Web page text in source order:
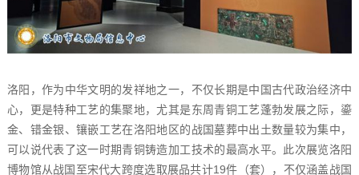
洛阳，作为中华文明的发祥地之一，不仅长期是中国古代政治经济中
心，更是特种工艺的集聚地，尤其是东周青铜工艺蓬勃发展之际，鎏
金、错金银、镶嵌工艺在洛阳地区的战国墓葬中出土数量较为集中，
可以说代表了这一时期青铜铸造加工技术的最高水平。此次展览洛阳
博物馆从战国至宋代大跨度选取展品共计19件（套），不仅涵盖战国